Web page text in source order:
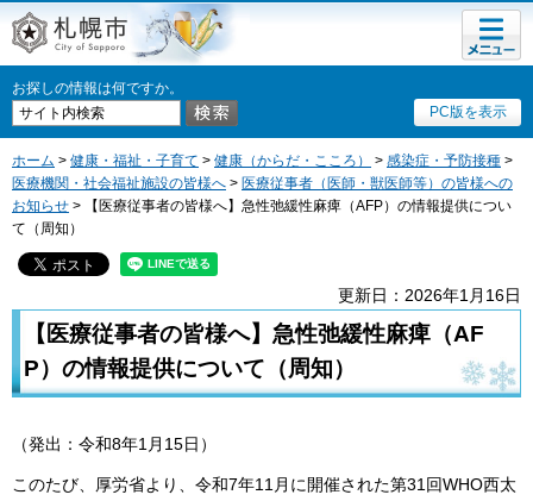
札幌市
お探しの情報は何ですか。
PC版を表示
メニュ
ー
ホーム > 健康・福祉・子育て > 健康（からだ・こころ） > 感染症・予防接種 >
医療機関・社会福祉施設の皆様へ > 医療従事者（医師・獣医師等）の皆様への
お知らせ > 【医療従事者の皆様へ】急性弛緩性麻痺（AFP）の情報提供につい
て（周知）
更新日：2026年1月16日
【医療従事者の皆様へ】急性弛緩性麻痺（AF
P）の情報提供について（周知）
（発出：令和8年1月15日）
このたび、厚労省より、令和7年11月に開催された第31回WHO西太